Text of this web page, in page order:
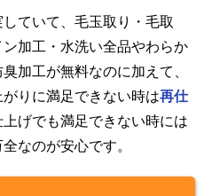
ていて、毛玉取り・毛取
加工・水洗い全品やわらか
加工が無料なのに加えて、
りに満足できない時は再仕
げでも満足できない時には
なのが安心です。